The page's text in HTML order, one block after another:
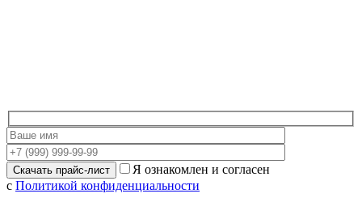
Я ознакомлен и согласен
с Политикой конфиденциальности